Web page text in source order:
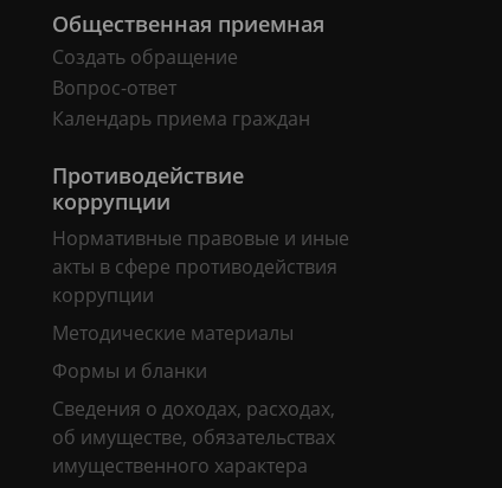
Общественная приемная
Создать обращение
Вопрос-ответ
Календарь приема граждан
Противодействие
коррупции
Нормативные правовые и иные
акты в сфере противодействия
коррупции
Методические материалы
Формы и бланки
Сведения о доходах, расходах,
об имуществе, обязательствах
имущественного характера